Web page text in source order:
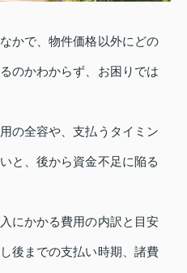
かで、物件価格以外にどの
のかわからず、お困りでは
の全容や、支払うタイミン
と、後から資金不足に陥る
にかかる費用の内訳と目安
後までの支払い時期、諸費